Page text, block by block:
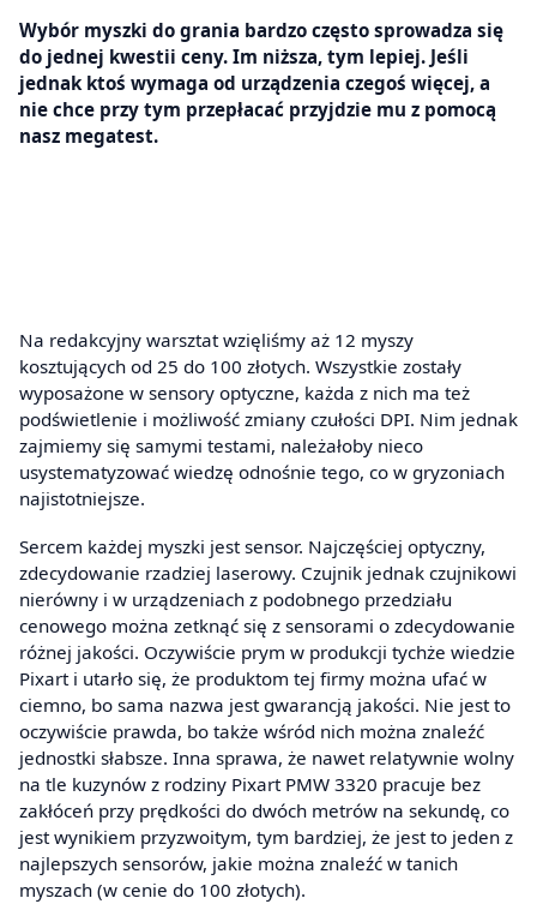
Wybór myszki do grania bardzo często sprowadza się
do jednej kwestii ceny. Im niższa, tym lepiej. Jeśli
jednak ktoś wymaga od urządzenia czegoś więcej, a
nie chce przy tym przepłacać przyjdzie mu z pomocą
nasz megatest.
Na redakcyjny warsztat wzięliśmy aż 12 myszy
kosztujących od 25 do 100 złotych. Wszystkie zostały
wyposażone w sensory optyczne, każda z nich ma też
podświetlenie i możliwość zmiany czułości DPI. Nim jednak
zajmiemy się samymi testami, należałoby nieco
usystematyzować wiedzę odnośnie tego, co w gryzoniach
najistotniejsze.
Sercem każdej myszki jest sensor. Najczęściej optyczny,
zdecydowanie rzadziej laserowy. Czujnik jednak czujnikowi
nierówny i w urządzeniach z podobnego przedziału
cenowego można zetknąć się z sensorami o zdecydowanie
różnej jakości. Oczywiście prym w produkcji tychże wiedzie
Pixart i utarło się, że produktom tej firmy można ufać w
ciemno, bo sama nazwa jest gwarancją jakości. Nie jest to
oczywiście prawda, bo także wśród nich można znaleźć
jednostki słabsze. Inna sprawa, że nawet relatywnie wolny
na tle kuzynów z rodziny Pixart PMW 3320 pracuje bez
zakłóceń przy prędkości do dwóch metrów na sekundę, co
jest wynikiem przyzwoitym, tym bardziej, że jest to jeden z
najlepszych sensorów, jakie można znaleźć w tanich
myszach (w cenie do 100 złotych).